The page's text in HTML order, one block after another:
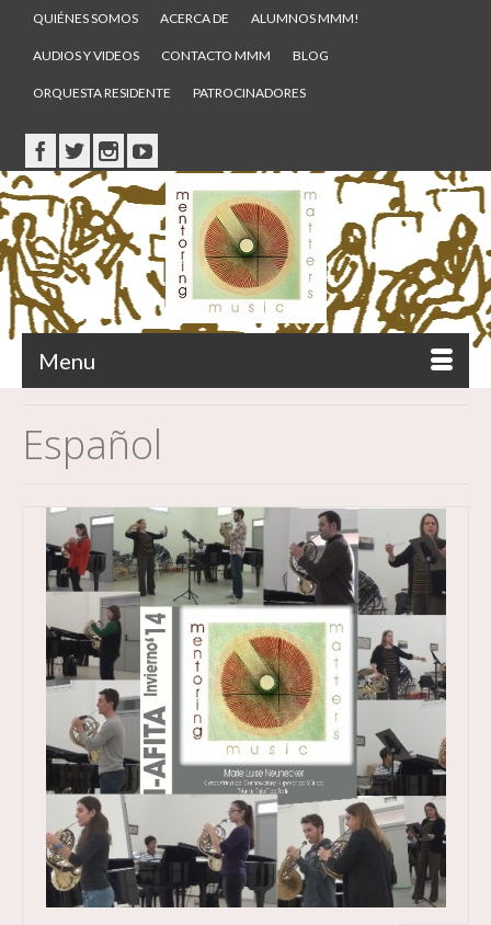
QUIÉNES SOMOS ACERCA DE ALUMNOS MMM!
AUDIOS Y VIDEOS CONTACTO MMM BLOG
ORQUESTA RESIDENTE PATROCINADORES
Menu
Español